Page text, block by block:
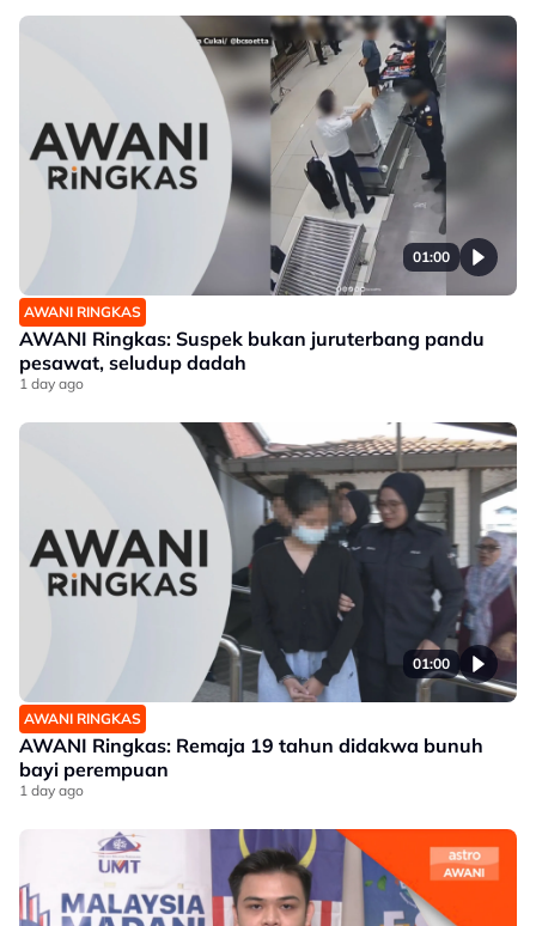
01:00
AWANI RINGKAS
AWANI Ringkas: Suspek bukan juruterbang pandu
pesawat, seludup dadah
1 day ago
01:00
AWANI RINGKAS
AWANI Ringkas: Remaja 19 tahun didakwa bunuh
bayi perempuan
1 day ago